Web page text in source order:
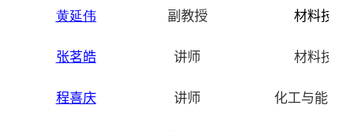
黄延伟 副教授 材料技术
张茗皓 讲师 材料技术
程喜庆 讲师 化工与能源